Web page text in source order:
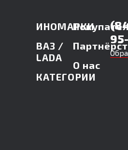
ИНОМАРКИ
ВАЗ /
LADA
КАТЕГОРИИ
О нас